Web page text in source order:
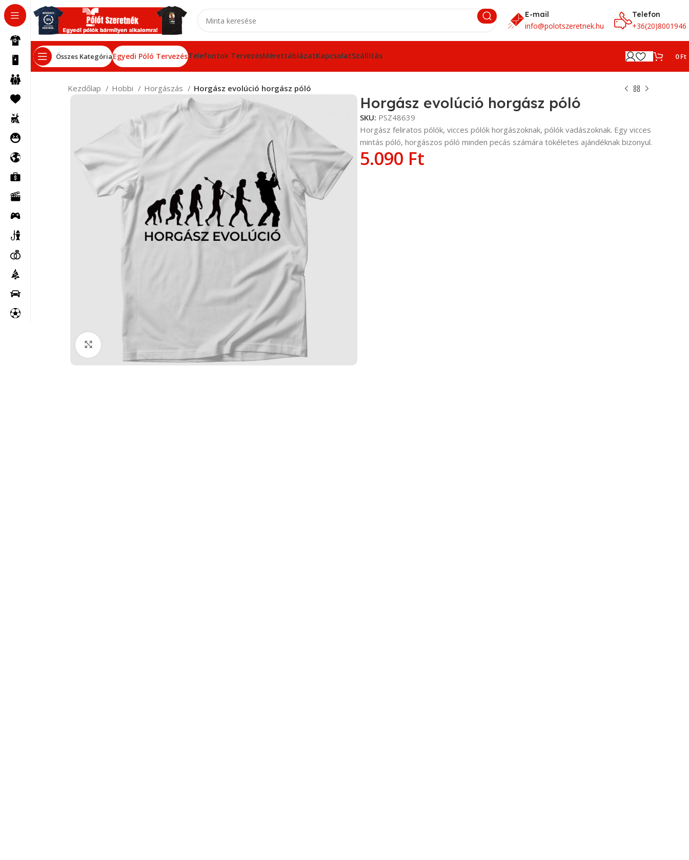
E-mail
info@polotszeretnek.hu
Telefon
+36(20)8001946
Összes KategóriaEgyedi Póló TervezésTelefontok TervezésMérettáblázatKapcsolatSzállítás 0Ft
Kezdőlap Hobbi Horgászás Horgász evolúció horgász póló
Horgász evolúció horgász póló
SKU: PSZ48639
Horgász feliratos pólók, vicces pólók horgászoknak, pólók vadászoknak. Egy vicces
mintás póló, horgászos póló minden pecás számára tökéletes ajándéknak bizonyul.
5.090 Ft